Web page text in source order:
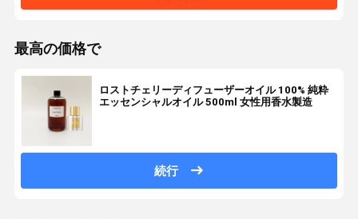
最高の価格で
ロストチェリーディフューザーオイル 100% 純粋
エッセンシャルオイル 500ml 女性用香水製造
続行